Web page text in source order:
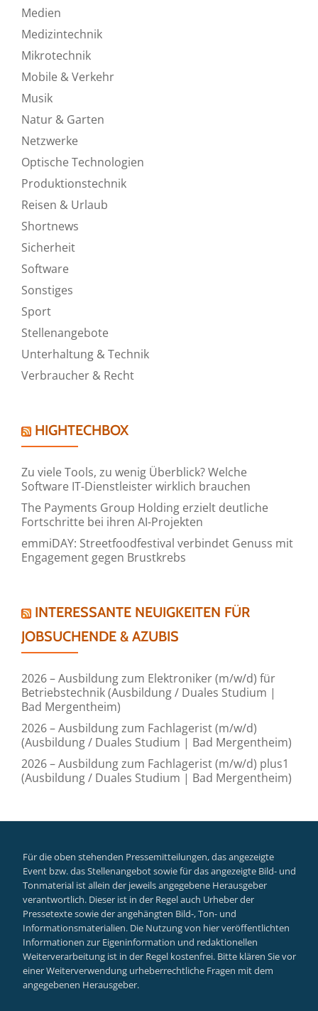
Medien
Medizintechnik
Mikrotechnik
Mobile & Verkehr
Musik
Natur & Garten
Netzwerke
Optische Technologien
Produktionstechnik
Reisen & Urlaub
Shortnews
Sicherheit
Software
Sonstiges
Sport
Stellenangebote
Unterhaltung & Technik
Verbraucher & Recht
HIGHTECHBOX
Zu viele Tools, zu wenig Überblick? Welche
Software IT-Dienstleister wirklich brauchen
The Payments Group Holding erzielt deutliche
Fortschritte bei ihren AI-Projekten
emmiDAY: Streetfoodfestival verbindet Genuss mit
Engagement gegen Brustkrebs
INTERESSANTE NEUIGKEITEN FÜR
JOBSUCHENDE & AZUBIS
2026 – Ausbildung zum Elektroniker (m/w/d) für
Betriebstechnik (Ausbildung / Duales Studium |
Bad Mergentheim)
2026 – Ausbildung zum Fachlagerist (m/w/d)
(Ausbildung / Duales Studium | Bad Mergentheim)
2026 – Ausbildung zum Fachlagerist (m/w/d) plus1
(Ausbildung / Duales Studium | Bad Mergentheim)
Für die oben stehenden Pressemitteilungen, das angezeigte
Event bzw. das Stellenangebot sowie für das angezeigte Bild- und
Tonmaterial ist allein der jeweils angegebene Herausgeber
verantwortlich. Dieser ist in der Regel auch Urheber der
Pressetexte sowie der angehängten Bild-, Ton- und
Informationsmaterialien. Die Nutzung von hier veröffentlichten
Informationen zur Eigeninformation und redaktionellen
Weiterverarbeitung ist in der Regel kostenfrei. Bitte klären Sie vor
einer Weiterverwendung urheberrechtliche Fragen mit dem
angegebenen Herausgeber.